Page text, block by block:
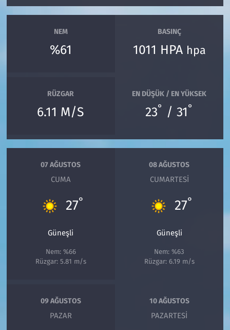
NEM
%61
BASINÇ
1011 HPA hpa
RÜZGAR
6.11 M/S
EN DÜŞÜK / EN YÜKSEK
23° / 31°
07 AĞUSTOS
CUMA
27°
Güneşli
Nem: %66
Rüzgar: 5.81 m/s
08 AĞUSTOS
CUMARTESI
27°
Güneşli
Nem: %63
Rüzgar: 6.19 m/s
09 AĞUSTOS
PAZAR
10 AĞUSTOS
PAZARTESI